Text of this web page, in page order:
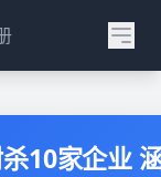
10家企业